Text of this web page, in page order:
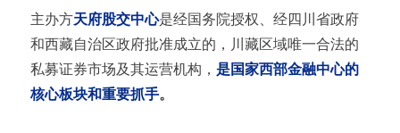
主办方天府股交中心是经国务院授权、经四川省政府
和西藏自治区政府批准成立的，川藏区域唯一合法的
私募证券市场及其运营机构， 是国家西部金融中心的
核心板块和重要抓手。